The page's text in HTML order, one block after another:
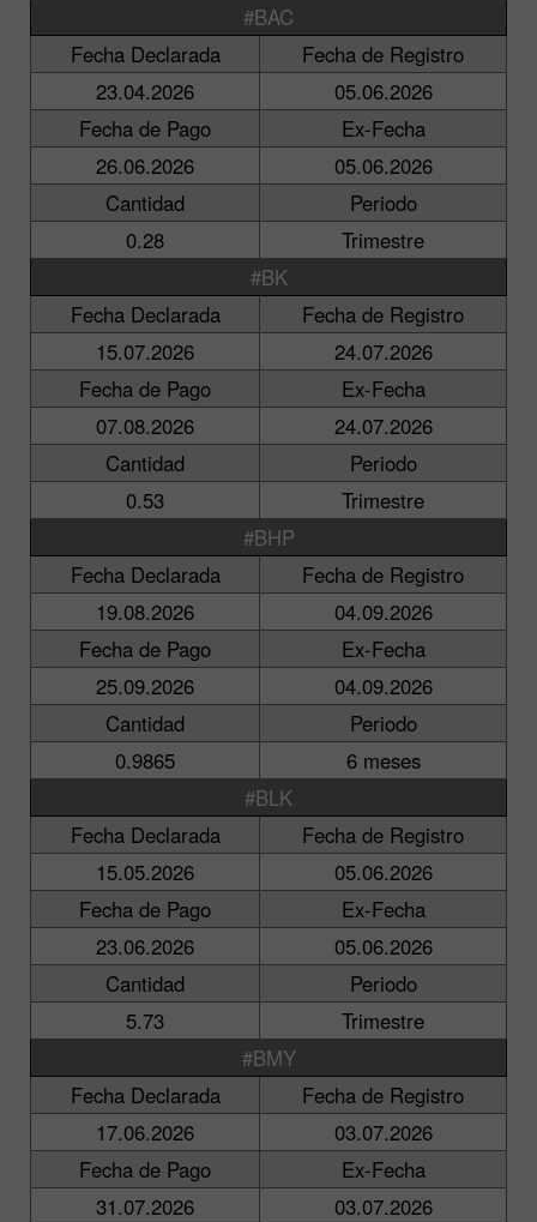
#BAC
Fecha Declarada
Fecha de Registro
23.04.2026
05.06.2026
Fecha de Pago
Ex-Fecha
26.06.2026
05.06.2026
Cantidad
Periodo
0.28
Trimestre
#BK
Fecha Declarada
Fecha de Registro
15.07.2026
24.07.2026
Fecha de Pago
Ex-Fecha
07.08.2026
24.07.2026
Cantidad
Periodo
0.53
Trimestre
#BHP
Fecha Declarada
Fecha de Registro
19.08.2026
04.09.2026
Fecha de Pago
Ex-Fecha
25.09.2026
04.09.2026
Cantidad
Periodo
0.9865
6 meses
#BLK
Fecha Declarada
Fecha de Registro
15.05.2026
05.06.2026
Fecha de Pago
Ex-Fecha
23.06.2026
05.06.2026
Cantidad
Periodo
5.73
Trimestre
#BMY
Fecha Declarada
Fecha de Registro
17.06.2026
03.07.2026
Fecha de Pago
Ex-Fecha
31.07.2026
03.07.2026